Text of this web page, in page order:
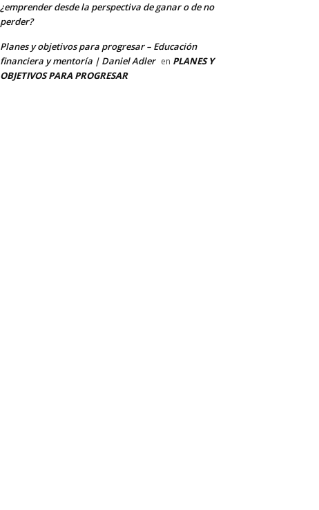
¿emprender desde la perspectiva de ganar o de no
perder?
Planes y objetivos para progresar – Educación
financiera y mentoría | Daniel Adler en PLANES Y
OBJETIVOS PARA PROGRESAR